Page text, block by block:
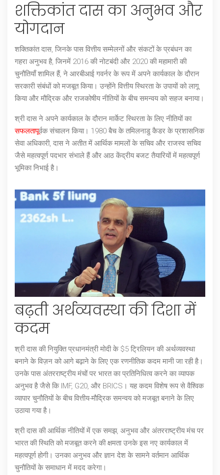
शक्तिकांत दास का अनुभव और
योगदान
शक्तिकांत दास, जिनके पास वित्तीय सम्मेलनों और संकटों के प्रबंधन का
गहरा अनुभव है, जिनमें 2016 की नोटबंदी और 2020 की महामारी की
चुनौतियाँ शामिल हैं, ने आरबीआई गवर्नर के रूप में अपने कार्यकाल के दौरान
सरकारी संबंधों को मजबूत किया। उन्होंने वित्तीय स्थिरता के उपायों को लागू
किया और मौद्रिक और राजकोषीय नीतियों के बीच समन्वय को सहज बनाया।
श्री दास ने अपने कार्यकाल के दौरान मार्केट स्थिरता के लिए नीतियों का
सफलतापूर्वक संचालन किया। 1980 बैच के तमिलनाडु कैडर के प्रशासनिक
सेवा अधिकारी, दास ने अतीत में आर्थिक मामलों के सचिव और राजस्व सचिव
जैसे महत्वपूर्ण पदभार संभाले हैं और आठ केंद्रीय बजट तैयारियों में महत्वपूर्ण
भूमिका निभाई है।
बढ़ती अर्थव्यवस्था की दिशा में
कदम
श्री दास की नियुक्ति प्रधानमंत्री मोदी के $5 ट्रिलियन की अर्थव्यवस्था
बनाने के विज़न को आगे बढ़ाने के लिए एक रणनीतिक कदम मानी जा रही है।
उनके पास अंतरराष्ट्रीय मंचों पर भारत का प्रतिनिधित्व करने का व्यापक
अनुभव है जैसे कि IMF, G20, और BRICS। यह कदम विशेष रूप से वैश्विक
व्यापार चुनौतियों के बीच वित्तीय-मौद्रिक समन्वय को मजबूत बनाने के लिए
उठाया गया है।
श्री दास की आर्थिक नीतियों में एक समझ, अनुभव और अंतरराष्ट्रीय मंच पर
भारत की स्थिति को मजबूत करने की क्षमता उनके इस नए कार्यकाल में
महत्वपूर्ण होगी। उनका अनुभव और ज्ञान देश के सामने वर्तमान आर्थिक
चुनौतियों के समाधान में मदद करेगा।